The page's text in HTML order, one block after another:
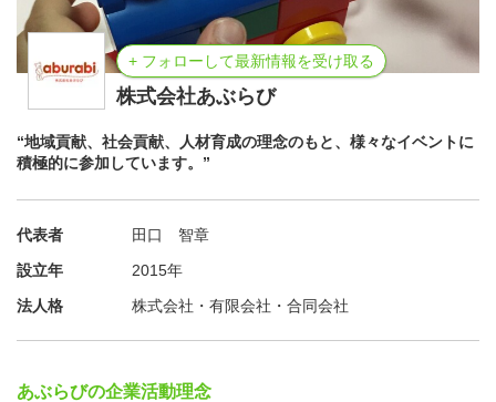
+ フォローして最新情報を受け取る
株式会社あぶらび
“地域貢献、社会貢献、人材育成の理念のもと、様々なイベントに
積極的に参加しています。”
代表者
田口 智章
設立年
2015年
法人格
株式会社・有限会社・合同会社
あぶらびの企業活動理念